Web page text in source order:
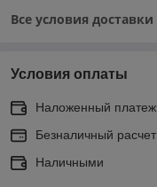
Все условия доставки
Условия оплаты
Наложенный платеж
Безналичный расчет
Наличными